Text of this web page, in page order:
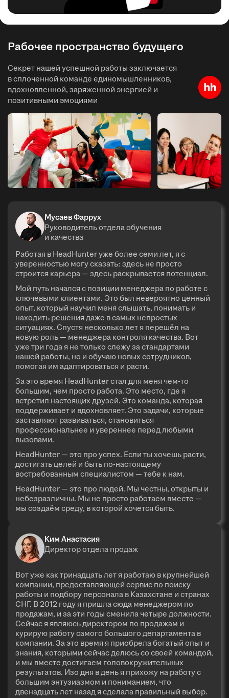
Рабочее пространство будущего
Секрет нашей успешной работы заключается
в сплоченной команде единомышленников,
вдохновленной, заряженной энергией и
позитивными эмоциями
Мусаев Фаррух
Руководитель отдела обучения
и качества
Работая в HeadHunter уже более семи лет, я с
уверенностью могу сказать: здесь не просто
строится карьера — здесь раскрывается потенциал.
Мой путь начался с позиции менеджера по работе с
ключевыми клиентами. Это был невероятно ценный
опыт, который научил меня слышать, понимать и
находить решения даже в самых непростых
ситуациях. Спустя несколько лет я перешёл на
новую роль — менеджера контроля качества. Вот
уже три года я не только слежу за стандартами
нашей работы, но и обучаю новых сотрудников,
помогая им адаптироваться и расти.
За это время HeadHunter стал для меня чем-то
большим, чем просто работа. Это место, где я
встретил настоящих друзей. Это команда, которая
поддерживает и вдохновляет. Это задачи, которые
заставляют развиваться, становиться
профессиональнее и увереннее перед любыми
вызовами.
HeadHunter — это про успех. Если ты хочешь расти,
достигать целей и быть по-настоящему
востребованным специалистом — тебе к нам.
HeadHunter — это про людей. Мы честны, открыты и
небезразличны. Мы не просто работаем вместе —
мы создаём среду, в которой хочется быть.
Ким Анастасия
Директор отдела продаж
Вот уже как тринадцать лет я работаю в крупнейшей
компании, предоставляющей сервис по поиску
работы и подбору персонала в Казахстане и странах
СНГ. В 2012 году я пришла сюда менеджером по
продажам, и за эти годы сменила четыре должности.
Сейчас я являюсь директором по продажам и
курирую работу самого большого департамента в
компании. За это время я приобрела богатый опыт и
знания, которыми сейчас делюсь со своей командой,
и мы вместе достигаем головокружительных
результатов. Изо дня в день я прихожу на работу с
большим энтузиазмом и пониманием, что
двенадцать лет назад я сделала правильный выбор.